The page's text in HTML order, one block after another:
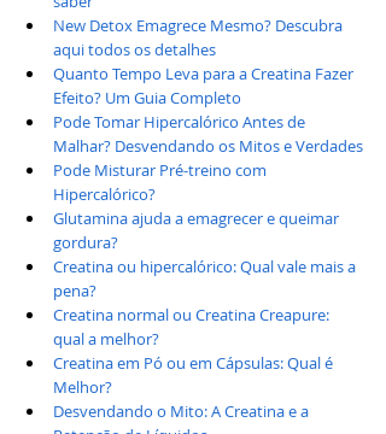
New Detox Emagrece Mesmo? Descubra
aqui todos os detalhes
Quanto Tempo Leva para a Creatina Fazer
Efeito? Um Guia Completo
Pode Tomar Hipercalórico Antes de
Malhar? Desvendando os Mitos e Verdades
Pode Misturar Pré-treino com
Hipercalórico?
Glutamina ajuda a emagrecer e queimar
gordura?
Creatina ou hipercalórico: Qual vale mais a
pena?
Creatina normal ou Creatina Creapure:
qual a melhor?
Creatina em Pó ou em Cápsulas: Qual é
Melhor?
Desvendando o Mito: A Creatina e a